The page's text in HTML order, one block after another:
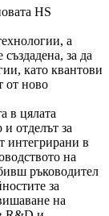
HS
а
за да
като квантови
от ново
в цялата
отделът за
интегрирани в
на
ръководител
за
на